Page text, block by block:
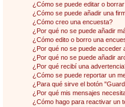
¿Cómo se puede editar o
¿Cómo se puede añadir una
¿Cómo creo una encuesta?
¿Por qué no se puede añadir
¿Cómo edito o borro una
¿Por qué no se puede acceder
¿Por qué no se puede añadir
¿Por qué recibí una
¿Cómo se puede reportar un
¿Para qué sirve el botón
¿Por qué mis mensajes
¿Cómo hago para reactivar un